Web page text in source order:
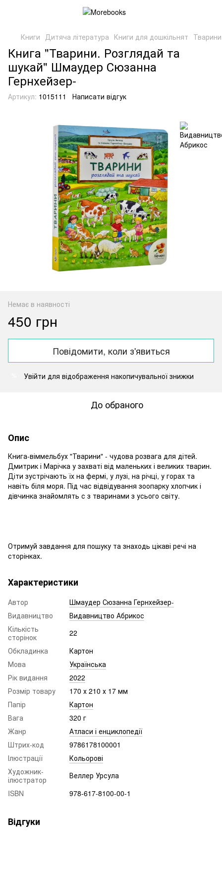
Книги Дитяча література Книги для дошкільнят
Книга "Тварини. Розглядай та
шукай" Шмаудер Сюзанна
Гернхейзер-
Артикул: 1015111 Написати відгук
Немає в наявності
450 грн
Повідомити, коли з'явиться
Увійти для відображення накопичувальної знижки
До обраного
Опис
Книга-віммельбух "Тварини" - чудова розвага для дітей.
Дмитрик і Марічка у захваті від маленьких і великих тварин.
Діти зустрічають їх на фермі, у лузі, на річці, у горах та
навіть біля моря. Під час відвідування зоопарку хлопчик і
дівчинка знайомлять с з тваринами з усього світу.
Отримуй завдання для пошуку та знаходь цікаві речі на
сторінках.
Характеристики
Автор
Шмаудер Сюзанна Гернхейзер-
Видавництво
Видавництво Абрикос
Кількість
сторінок
22
Обкладинка
Картон
Мова
Українська
Рік видання
2022
Розмір товару
170 х 210 х 17 мм
Папір
Картон
Вага
320 г
Жанр
Атласи і енциклопедії
Штрих-код
9786178100001
Ілюстрації
Кольорові
Художник-
ілюстратор
Веллер Урсула
ISBN
978-617-8100-00-1
Відгуки